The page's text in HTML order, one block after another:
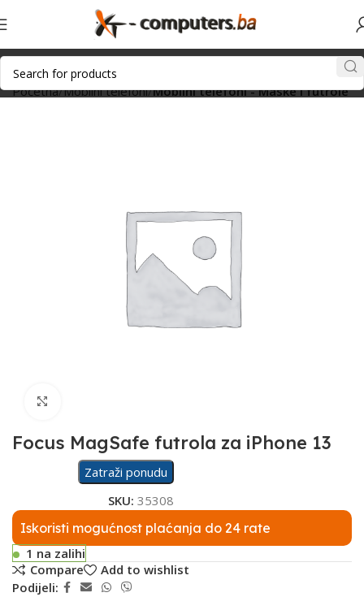
Početna Mobilni telefoni Mobilni telefoni - Maske i futrole
Focus MagSafe futrola za iPhone 13
Zatraži ponudu
SKU: 35308
Iskoristi mogućnost plaćanja do 24 rate
1 na zalihi
Compare
Add to wishlist
Podijeli: